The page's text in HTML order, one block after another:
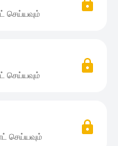
செய்யவும்
செய்யவும்
செய்யவும்